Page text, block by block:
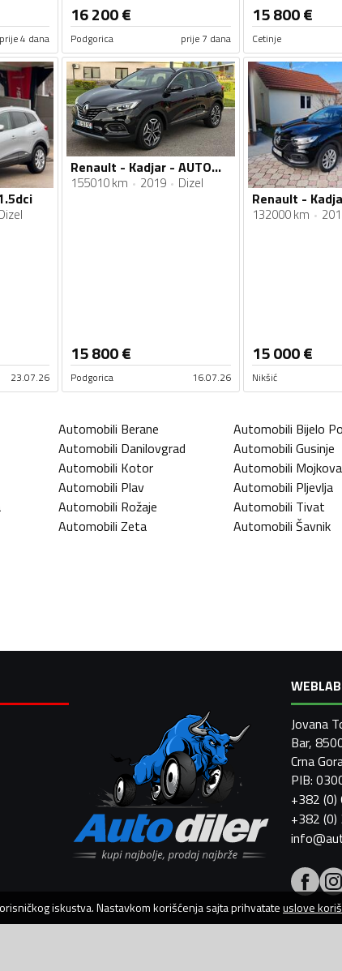
prije 4 dana
16 200€
Podgorica prije 7 dana
15 800€
Cetinje
23.07.26
Renault - Kadjar - AUTOMATIK
155010 km 2019 Dizel
15 800€
Podgorica 16.07.26
Renault -
132000 km
15 000€
Nikšić
Automobili Berane Automobili Bijelo
Automobili Danilovgrad Automobili Gusinje
Automobili Kotor Automobili
Automobili Plav Automobili Pljevlja
Automobili Rožaje Automobili Tivat
Automobili Zeta Automobili Šavnik
Jovana
Bar,
Crna
PIB:
+382
+382
iskustva. Nastavkom korišćenja sajta prihvatateuslove